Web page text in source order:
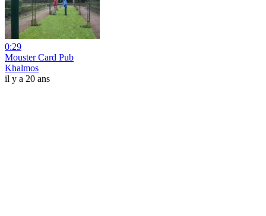
0:29
Mouster Card Pub
Khalmos
il y a 20 ans